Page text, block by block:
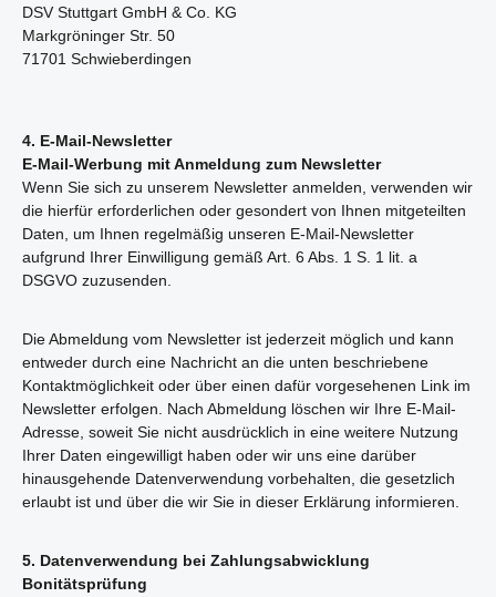
DSV Stuttgart GmbH & Co. KG
Markgröninger Str. 50
71701 Schwieberdingen
4. E-Mail-Newsletter
E-Mail-Werbung mit Anmeldung zum Newsletter
Wenn Sie sich zu unserem Newsletter anmelden, verwenden wir
die hierfür erforderlichen oder gesondert von Ihnen mitgeteilten
Daten, um Ihnen regelmäßig unseren E-Mail-Newsletter
aufgrund Ihrer Einwilligung gemäß Art. 6 Abs. 1 S. 1 lit. a
DSGVO zuzusenden.
Die Abmeldung vom Newsletter ist jederzeit möglich und kann
entweder durch eine Nachricht an die unten beschriebene
Kontaktmöglichkeit oder über einen dafür vorgesehenen Link im
Newsletter erfolgen. Nach Abmeldung löschen wir Ihre E-Mail-
Adresse, soweit Sie nicht ausdrücklich in eine weitere Nutzung
Ihrer Daten eingewilligt haben oder wir uns eine darüber
hinausgehende Datenverwendung vorbehalten, die gesetzlich
erlaubt ist und über die wir Sie in dieser Erklärung informieren.
5. Datenverwendung bei Zahlungsabwicklung
Bonitätsprüfung